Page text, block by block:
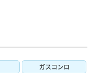
ガスコンロ